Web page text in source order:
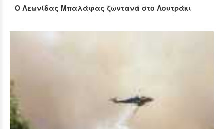
Ο Λεωνίδας Μπαλάφας ζωντανά στο Λουτράκι